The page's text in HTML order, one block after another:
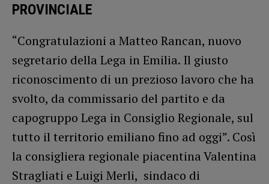
PROVINCIALE
“Congratulazioni a Matteo Rancan, nuovo
segretario della Lega in Emilia. Il giusto
riconoscimento di un prezioso lavoro che ha
svolto, da commissario del partito e da
capogruppo Lega in Consiglio Regionale, sul
tutto il territorio emiliano fino ad oggi”. Così
la consigliera regionale piacentina Valentina
Stragliati e Luigi Merli, sindaco di